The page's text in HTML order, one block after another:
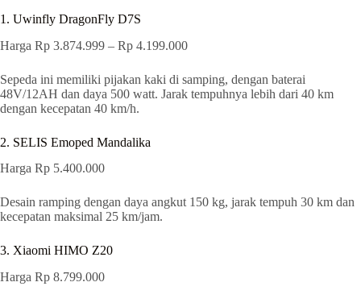
1. Uwinfly DragonFly D7S
Harga Rp 3.874.999 – Rp 4.199.000
Sepeda ini memiliki pijakan kaki di samping, dengan baterai
48V/12AH dan daya 500 watt. Jarak tempuhnya lebih dari 40 km
dengan kecepatan 40 km/h.
2. SELIS Emoped Mandalika
Harga Rp 5.400.000
Desain ramping dengan daya angkut 150 kg, jarak tempuh 30 km dan
kecepatan maksimal 25 km/jam.
3. Xiaomi HIMO Z20
Harga Rp 8.799.000